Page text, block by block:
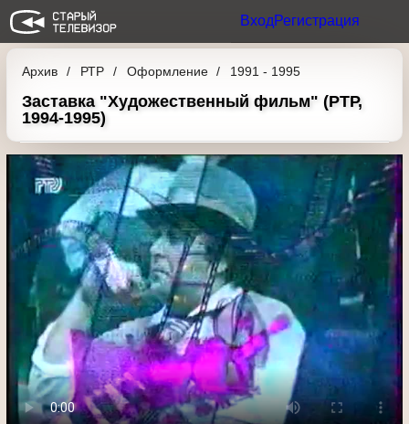
Вход Регистрация
Архив РТР Оформление 1991 - 1995
Заставка "Художественный фильм" (РТР,
1994-1995)